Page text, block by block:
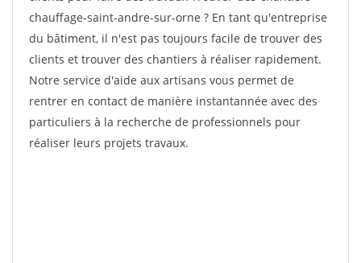
chauffage-saint-andre-sur-orne ? En tant qu'entreprise
du bâtiment, il n'est pas toujours facile de trouver des
clients et trouver des chantiers à réaliser rapidement.
Notre service d'aide aux artisans vous permet de
rentrer en contact de manière instantannée avec des
particuliers à la recherche de professionnels pour
réaliser leurs projets travaux.